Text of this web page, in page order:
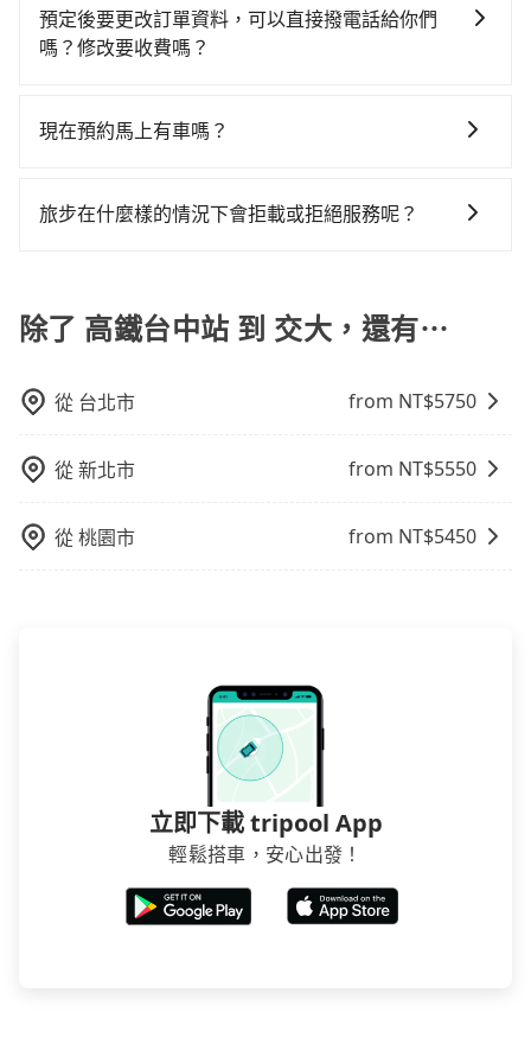
約tripool還是比較划算的。如果你是三人以下要乘車，
也可參考tripool的拼車共乘服務，最多可再節省50%的
擇，而且無人租車最令人詬病的就是車況，打開車門才
發現仍有上一組乘客遺留的垃圾或者撞凹的車門仍未被
還，又或者要還車時卻偏偏找不到停車位，對於急著用
域的限制，實際可停靠的地點與你的上下車地點仍有段
議最好先上網預約，以免當場被坑受騙。綜合以上，無
論在價格或服務品質上，tripool都是你從高鐵台中站到
通塞車時亦會加收延遲費用，一般屬短程接駁為主。 -
白牌車：優點是價格相對較低，有的還可喊價。但安全
中站前往交大的途中可備註加點。每個加點位置，前後
額外里程數5公里內加收200元。雖然可能有些路線完全
預定後要更改訂單資料，可以直接撥電話給你們
嗎？修改要收費嗎？
想要更改的資訊。只要在用車前一天凌晨六點前完成更
現在預約馬上有車嗎？
tripool並非計程車，無法隨招隨到，現在馬上預定從高
旅步在什麼樣的情況下會拒載或拒絕服務呢？
訂購時填寫的數量。請務必確實填寫當日實際攜帶的行
李及乘坐的總人數，包含成人及兒童／嬰幼兒。 2) 孩童
童的安全，依道路交通安全規則規定，四歲以下的孩童
避免影響行車安全，請您務將寵物置入提籠或提袋內。
除了 高鐵台中站 到 交大，還有⋯
從 台北市 from NT$5750
從新北市 from NT$5550
從桃園市 from NT$5450
立即下載 tripool App
輕鬆搭車，安心出發！